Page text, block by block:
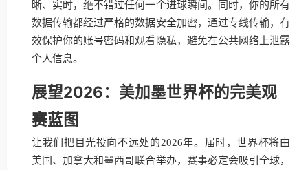
晰、实时，绝不错过任何一个进球瞬间。同时，你的所有
数据传输都经过严格的数据安全加密，通过专线传输，有
效保护你的账号密码和观看隐私，避免在公共网络上泄露
个人信息。
展望2026：美加墨世界杯的完美观
赛蓝图
让我们把目光投向不远处的2026年。届时，世界杯将由
美国、加拿大和墨西哥联合举办，赛事必定会吸引全球，